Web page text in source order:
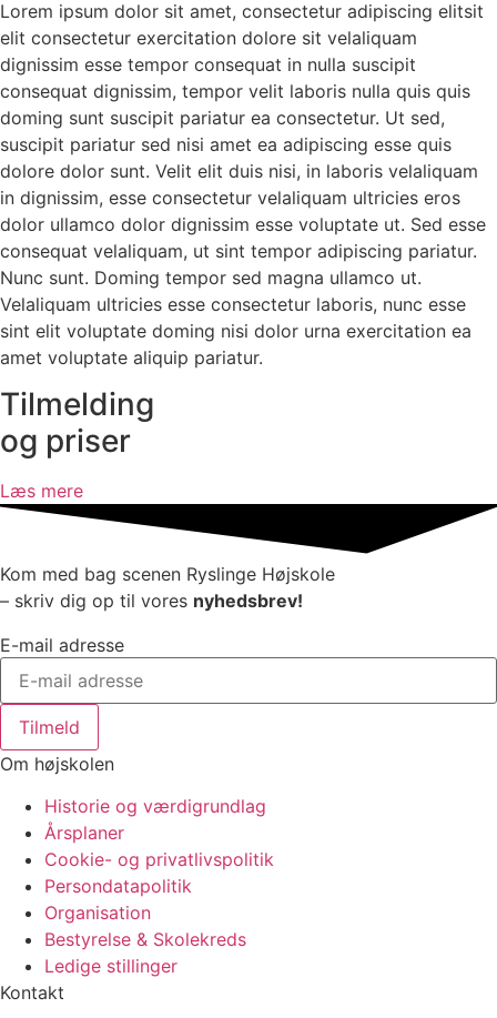
Lorem ipsum dolor sit amet, consectetur adipiscing elitsit
elit consectetur exercitation dolore sit velaliquam
dignissim esse tempor consequat in nulla suscipit
consequat dignissim, tempor velit laboris nulla quis quis
doming sunt suscipit pariatur ea consectetur. Ut sed,
suscipit pariatur sed nisi amet ea adipiscing esse quis
dolore dolor sunt. Velit elit duis nisi, in laboris velaliquam
in dignissim, esse consectetur velaliquam ultricies eros
dolor ullamco dolor dignissim esse voluptate ut. Sed esse
consequat velaliquam, ut sint tempor adipiscing pariatur.
Nunc sunt. Doming tempor sed magna ullamco ut.
Velaliquam ultricies esse consectetur laboris, nunc esse
sint elit voluptate doming nisi dolor urna exercitation ea
amet voluptate aliquip pariatur.
Tilmelding
og priser
Læs mere
Kom med bag scenen Ryslinge Højskole
– skriv dig op til vores nyhedsbrev!
E-mail adresse
Tilmeld
Om højskolen
Historie og værdigrundlag
Årsplaner
Cookie- og privatlivspolitik
Persondatapolitik
Organisation
Bestyrelse & Skolekreds
Ledige stillinger
Kontakt